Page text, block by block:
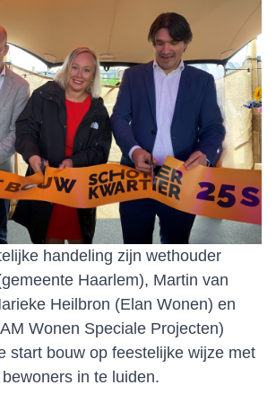
handeling zijn wethouder
Haarlem), Martin van
Heilbron (Elan Wonen) en
Wonen Speciale Projecten)
start bouw op feestelijke wijze met
in te luiden.